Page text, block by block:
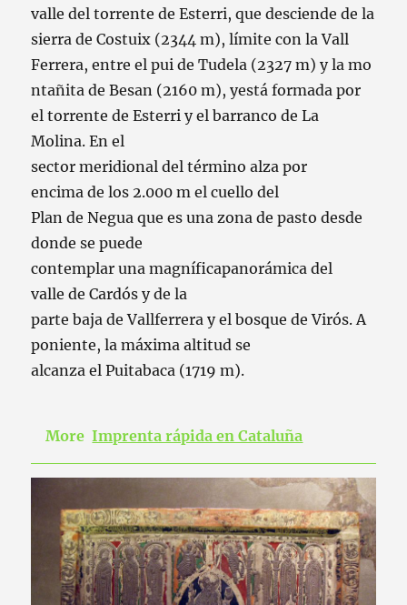
valle del torrente de Esterri, que desciende de la
sierra de Costuix (2344 m), límite con la Vall
Ferrera, entre el pui de Tudela (2327 m) y la mo
ntañita de Besan (2160 m), yestá formada por
el torrente de Esterri y el barranco de La
Molina. En el
sector meridional del término alza por
encima de los 2.000 m el cuello del
Plan de Negua que es una zona de pasto desde
donde se puede
contemplar una magníficapanorámica del
valle de Cardós y de la
parte baja de Vallferrera y el bosque de Virós. A
poniente, la máxima altitud se
alcanza el Puitabaca (1719 m).
More Imprenta rápida en Cataluña